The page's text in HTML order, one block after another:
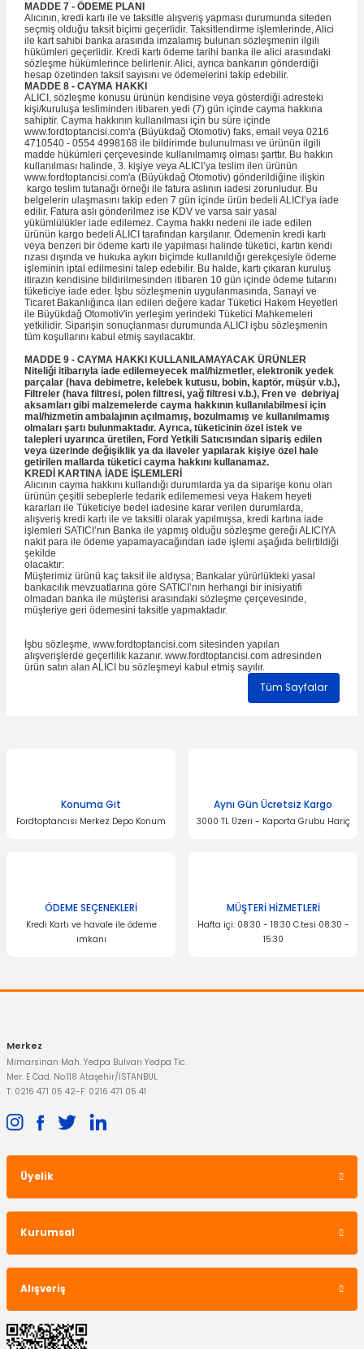
MADDE 7 - ÖDEME PLANI
Alıcının, kredi kartı ile ve taksitle alışveriş yapması durumunda siteden
seçmiş olduğu taksit biçimi geçerlidir. Taksitlendirme işlemlerinde, Alici
ile kart sahibi banka arasında imzalamış bulunan sözleşmenin ilgili
hükümleri geçerlidir. Kredi kartı ödeme tarihi banka ile alici arasındaki
sözleşme hükümlerince belirlenir. Alici, ayrıca bankanın gönderdiği
hesap özetinden taksit sayısını ve ödemelerini takip edebilir.
MADDE 8 - CAYMA HAKKI
ALICI, sözleşme konusu ürünün kendisine veya gösterdiği adresteki
kişi/kuruluşa tesliminden itibaren yedi (7) gün içinde cayma hakkına
sahiptir. Cayma hakkının kullanılması için bu süre içinde
www.fordtoptancisi.com'a (Büyükdağ Otomotiv) faks, email veya 0216
4710540 - 0554 4998168 ile bildirimde bulunulması ve ürünün ilgili
madde hükümleri çerçevesinde kullanılmamış olması şarttır. Bu hakkın
kullanılması halinde, 3. kişiye veya ALICI’ya teslim ilen ürünün
www.fordtoptancisi.com'a (Büyükdağ Otomotiv) gönderildiğine ilişkin
kargo teslim tutanağı örneği ile fatura aslının iadesi zorunludur. Bu
belgelerin ulaşmasını takip eden 7 gün içinde ürün bedeli ALICI’ya iade
edilir. Fatura aslı gönderilmez ise KDV ve varsa sair yasal
yükümlülükler iade edilemez. Cayma hakkı nedeni ile iade edilen
ürünün kargo bedeli ALICI tarafından karşılanır. Ödemenin kredi kartı
veya benzeri bir ödeme kartı ile yapılması halinde tüketici, kartın kendi
rızası dışında ve hukuka aykırı biçimde kullanıldığı gerekçesiyle ödeme
işleminin iptal edilmesini talep edebilir. Bu halde, kartı çıkaran kuruluş
itirazın kendisine bildirilmesinden itibaren 10 gün içinde ödeme tutarını
tüketiciye iade eder. İşbu sözleşmenin uygulanmasında, Sanayi ve
Ticaret Bakanlığınca ilan edilen değere kadar Tüketici Hakem Heyetleri
ile Büyükdağ Otomotiv'in yerleşim yerindeki Tüketici Mahkemeleri
yetkilidir. Siparişin sonuçlanması durumunda ALICI işbu sözleşmenin
tüm koşullarını kabul etmiş sayılacaktır.
MADDE 9 - CAYMA HAKKI KULLANILAMAYACAK ÜRÜNLER
Niteliği itibarıyla iade edilemeyecek mal/hizmetler, elektronik yedek
parçalar (hava debimetre, kelebek kutusu, bobin, kaptör, müşür v.b.),
Filtreler (hava filtresi, polen filtresi, yağ filtresi v.b.), Fren ve debriyaj
aksamları gibi malzemelerde cayma hakkının kullanılabilmesi için
mal/hizmetin ambalajının açılmamış, bozulmamış ve kullanılmamış
olmaları şartı bulunmaktadır. Ayrıca, tüketicinin özel istek ve
talepleri uyarınca üretilen, Ford Yetkili Satıcısından sipariş edilen
veya üzerinde değişiklik ya da ilaveler yapılarak kişiye özel hale
getirilen mallarda tüketici cayma hakkını kullanamaz.
KREDİ KARTINA İADE İŞLEMLERİ
Alıcının cayma hakkını kullandığı durumlarda ya da siparişe konu olan
ürünün çeşitli sebeplerle tedarik edilememesi veya Hakem heyeti
kararları ile Tüketiciye bedel iadesine karar verilen durumlarda,
alışveriş kredi kartı ile ve taksitli olarak yapılmışsa, kredi kartına iade
işlemleri SATICI’nın Banka ile yapmış olduğu sözleşme gereği ALICIYA
nakit para ile ödeme yapamayacağından iade işlemi aşağıda belirtildiği
şekilde
olacaktır:
Müşterimiz ürünü kaç taksit ile aldıysa; Bankalar yürürlükteki yasal
bankacılık mevzuatlarına göre SATICI’nın herhangi bir inisiyatifi
olmadan banka ile müşterisi arasındaki sözleşme çerçevesinde,
müşteriye geri ödemesini taksitle yapmaktadır.
İşbu sözleşme, www.fordtoptancisi.com sitesinden yapılan
alışverişlerde geçerlilik kazanır. www.fordtoptancisi.com adresinden
ürün satın alan ALICI bu sözleşmeyi kabul etmiş sayılır.
Tüm Sayfalar
Konuma Git
Fordtoptancısı Merkez Depo Konum
Aynı Gün Ücretsiz Kargo
3000 TL Üzeri - Kaporta Grubu Hariç
ÖDEME SEÇENEKLERİ
Kredi Kartı ve havale ile ödeme
imkanı
MÜŞTERİ HİZMETLERİ
Hafta içi: 08:30 - 18:30 C.tesi 08:30 -
15:30
Merkez
Mimarsinan Mah. Yedpa Bulvarı Yedpa Tic.
Mer. E Cad. No:118 Ataşehir/İSTANBUL
T: 0216 471 05 42-F: 0216 471 05 41
Üyelik
Kurumsal
Alışveriş